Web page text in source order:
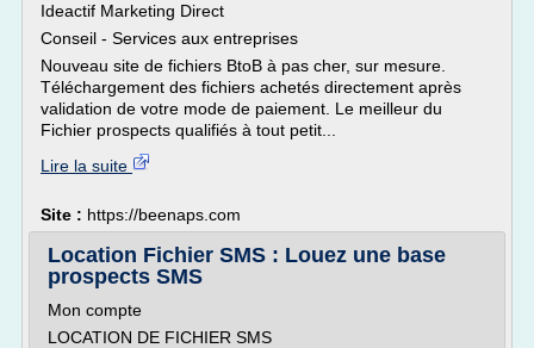
Ideactif Marketing Direct
Conseil - Services aux entreprises
Nouveau site de fichiers BtoB à pas cher, sur mesure.
Téléchargement des fichiers achetés directement après
validation de votre mode de paiement. Le meilleur du
Fichier prospects qualifiés à tout petit...
Lire la suite
Site : https://beenaps.com
Location Fichier SMS : Louez une base
prospects SMS
Mon compte
LOCATION DE FICHIER SMS